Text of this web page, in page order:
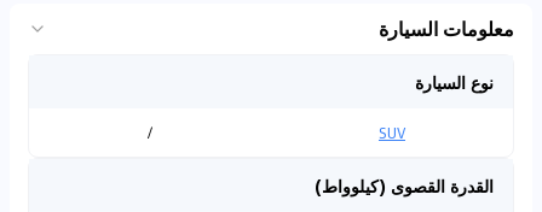
معلومات السيارة
نوع السيارة
SUV
/
القدرة القصوى (كيلوواط)